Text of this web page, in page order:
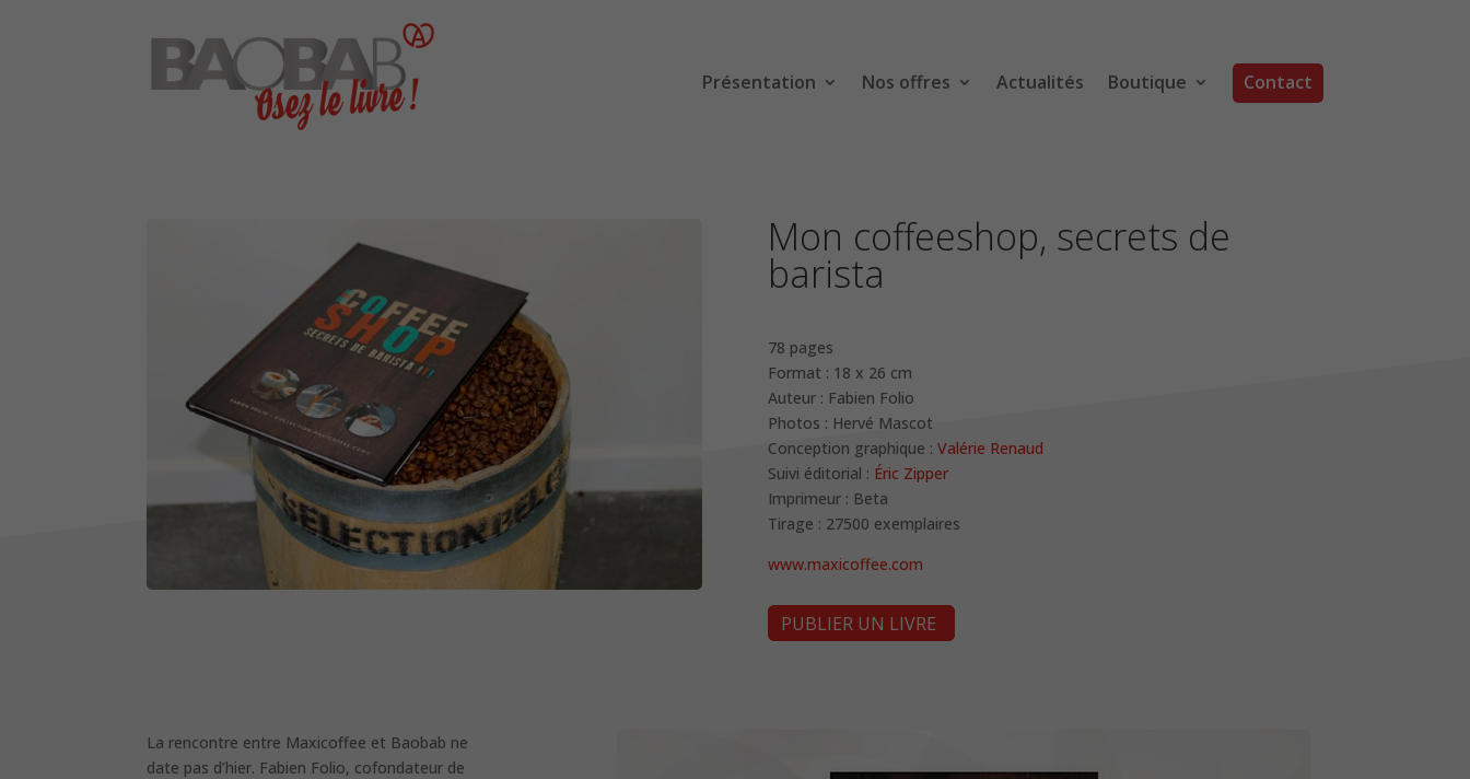
Présentation Nos offres Actualités Boutique Contact
Mon coffeeshop, secrets de
barista
78 pages
Format : 18 x 26 cm
Auteur : Fabien Folio
Photos : Hervé Mascot
Conception graphique : Valérie Renaud
Suivi éditorial : Éric Zipper
Imprimeur : Beta
Tirage : 27500 exemplaires
www.maxicoffee.com
PUBLIER UN LIVRE
La rencontre entre Maxicoffee et Baobab ne
date pas d’hier. Fabien Folio, cofondateur de